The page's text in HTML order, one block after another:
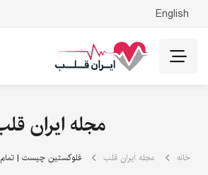
English
مجله ایران
خانه مجله ایران قلب فلوکستین چیست | تمام